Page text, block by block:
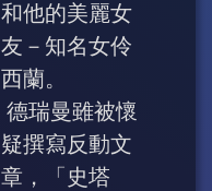
和他的美麗女
友－知名女伶
西蘭。
德瑞曼雖被懷
疑撰寫反動文
章，「史塔